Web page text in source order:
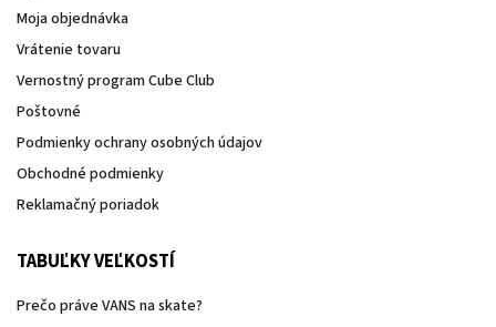
Moja objednávka
Vrátenie tovaru
Vernostný program Cube Club
Poštovné
Podmienky ochrany osobných údajov
Obchodné podmienky
Reklamačný poriadok
TABUĽKY VEĽKOSTÍ
Prečo práve VANS na skate?